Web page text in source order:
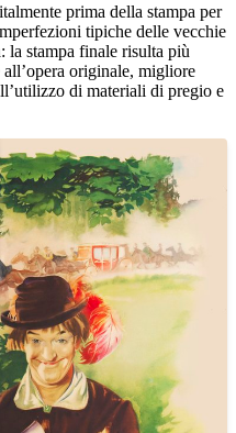
prima della stampa per
tipiche delle vecchie
la stampa finale risulta più
originale, migliore
di materiali di pregio e